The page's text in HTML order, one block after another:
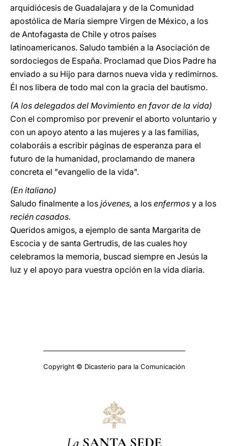
arquidiócesis de Guadalajara y de la Comunidad
apostólica de María siempre Virgen de México, a los
de Antofagasta de Chile y otros países
latinoamericanos. Saludo también a la Asociación de
sordociegos de España. Proclamad que Dios Padre ha
enviado a su Hijo para darnos nueva vida y redimirnos.
Él nos libera de todo mal con la gracia del bautismo.
(A los delegados del Movimiento en favor de la vida)
Con el compromiso por prevenir el aborto voluntario y
con un apoyo atento a las mujeres y a las familias,
colaboráis a escribir páginas de esperanza para el
futuro de la humanidad, proclamando de manera
concreta el "evangelio de la vida".
(En italiano)
Saludo finalmente a los jóvenes, a los enfermos y a los
recién casados.
Queridos amigos, a ejemplo de santa Margarita de
Escocia y de santa Gertrudis, de las cuales hoy
celebramos la memoria, buscad siempre en Jesús la
luz y el apoyo para vuestra opción en la vida diaria.
Copyright © Dicasterio para la Comunicación
La